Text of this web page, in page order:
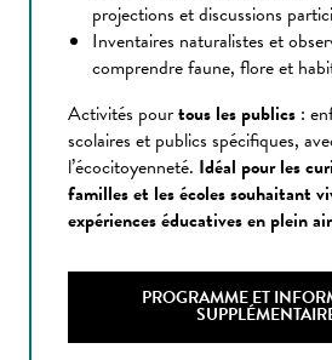
projections et discussions
Inventaires naturalistes et
comprendre faune, flore et
Activités pourtous les publics :
scolaires et publics spécifiques,
l’écocitoyenneté. Idéal pour les
familles et les écoles souhaitant
expériences éducatives en plein
PROGRAMME ET